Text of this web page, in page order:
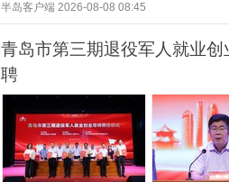
半岛客户端 2026-08-08 08:45
青岛市第三期退役军人就业
聘